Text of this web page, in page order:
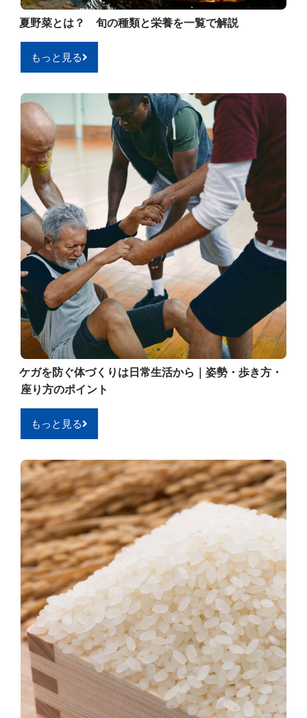
夏野菜とは？ 旬の種類と栄養を一覧で解説
もっと見る
ケガを防ぐ体づくりは日常生活から｜姿勢・歩き方・
座り方のポイント
もっと見る